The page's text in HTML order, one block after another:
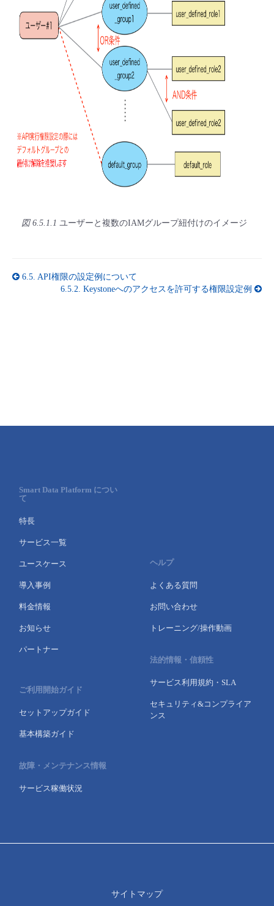
■ 基本構築ガイド
- クラウド / サーバー
- Flexible InterConnect
- Flexible Remote Access
- vUTM2
- その他
図 6.5.1.1 ユーザーと複数のIAMグループ紐付けのイメージ
6.5. API権限の設定例について
6.5.2. Keystoneへのアクセスを許可する権限設定例
Smart Data Platform につい
て
特長
サービス一覧
ユースケース
導入事例
料金情報
お知らせ
パートナー
ご利用開始ガイド
セットアップガイド
基本構築ガイド
故障・メンテナンス情報
サービス稼働状況
ヘルプ
よくある質問
お問い合わせ
トレーニング/操作動画
法的情報・信頼性
サービス利用規約・SLA
セキュリティ&コンプライア
ンス
サイトマップ